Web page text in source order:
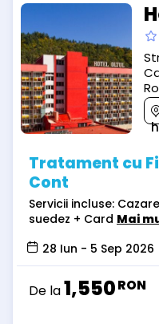
Tratament cu
Cont
Servicii incluse:
suedez + Card Mai
28 Iun - 5 Sep 2026
De la1,550RON